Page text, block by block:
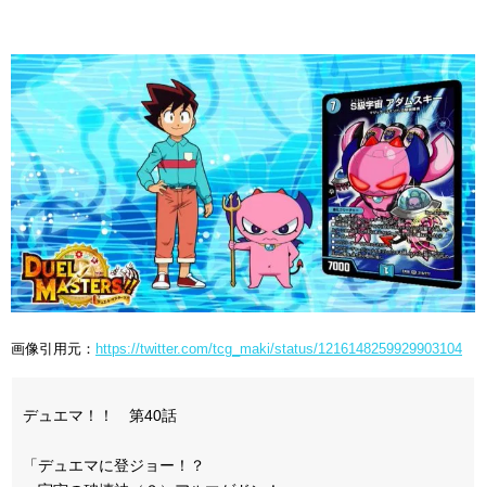
画像引用元： https://twitter.com/tcg_maki/status/1216148259929903104
デュエマ！！ 第40話
「デュエマに登ジョー！？